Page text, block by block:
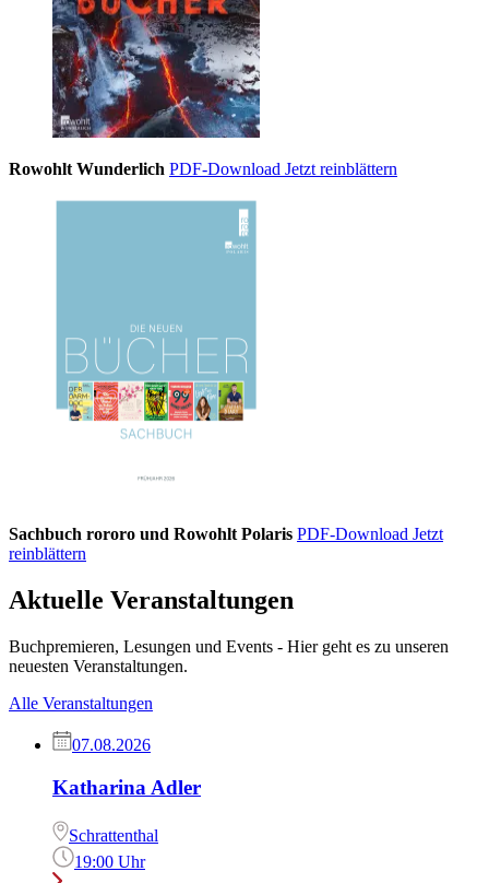
Rowohlt Wunderlich PDF-Download Jetzt reinblättern
Sachbuch rororo und Rowohlt Polaris PDF-Download Jetzt
reinblättern
Aktuelle Veranstaltungen
Buchpremieren, Lesungen und Events - Hier geht es zu unseren
neuesten Veranstaltungen.
Alle Veranstaltungen
07.08.2026
Katharina Adler
Schrattenthal
19:00 Uhr